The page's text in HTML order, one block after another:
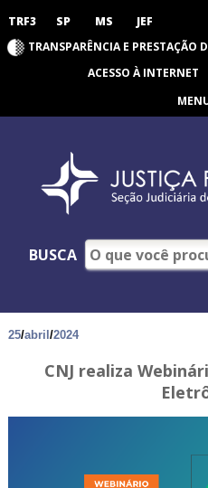
TRF3 SP MS JEF
TRANSPARÊNCIA E PRESTAÇÃO
ACESSO À INTERNET
BUSCA
25/abril /2024
CNJ realiza